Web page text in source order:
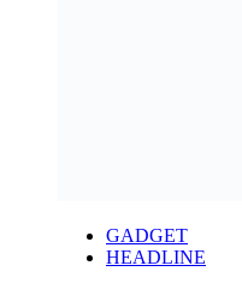
GADGET
HEADLINE